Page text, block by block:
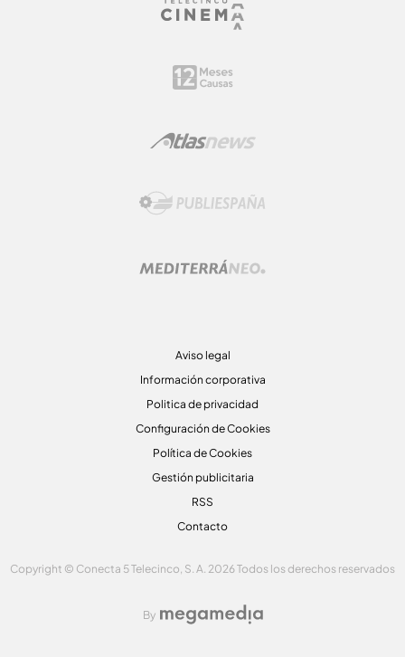
Aviso legal
Información corporativa
Politica de privacidad
Configuración de Cookies
Política de Cookies
Gestión publicitaria
RSS
Contacto
Copyright © Conecta 5 Telecinco, S. A. 2026 Todos los derechos reservados
By